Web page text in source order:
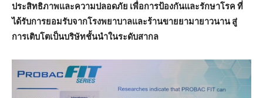
ประสิทธิภาพและความปลอดภัย เพื่อการป้องกันและรักษาโรค ที่
ได้รับการยอมรับจากโรงพยาบาลและร้านขายยามายาวนาน สู่
การเติบโตเป็นบริษัทชั้นนำในระดับสากล